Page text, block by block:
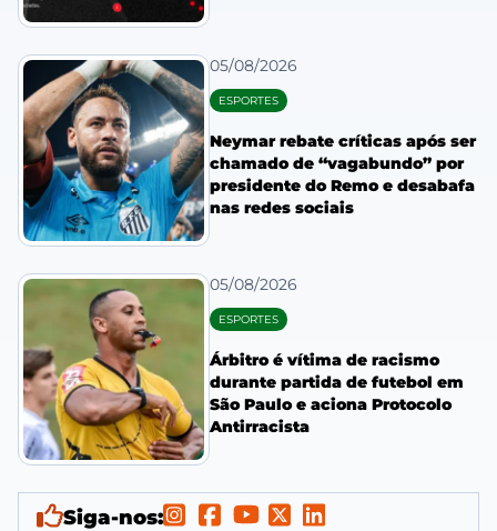
05/08/2026
ESPORTES
Neymar rebate críticas após ser
chamado de “vagabundo” por
presidente do Remo e desabafa
nas redes sociais
05/08/2026
ESPORTES
Árbitro é vítima de racismo
durante partida de futebol em
São Paulo e aciona Protocolo
Antirracista
Siga-nos: